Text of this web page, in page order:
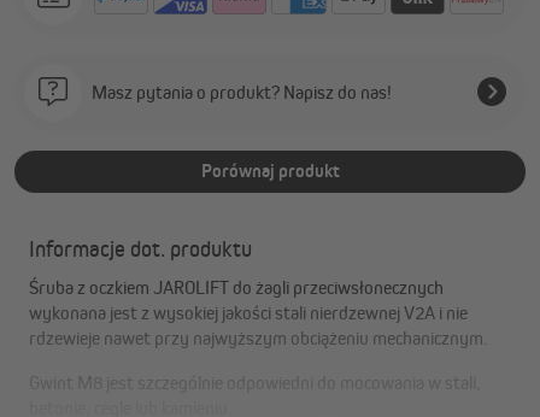
Masz pytania o produkt? Napisz do nas!
Porównaj produkt
Informacje dot. produktu
Śruba z oczkiem JAROLIFT do żagli przeciwsłonecznych
wykonana jest z wysokiej jakości stali nierdzewnej V2A i nie
rdzewieje nawet przy najwyższym obciążeniu mechanicznym.
Gwint M8 jest szczególnie odpowiedni do mocowania w stali,